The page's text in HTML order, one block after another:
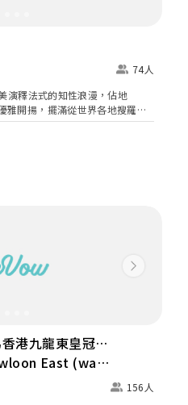
74人
演釋法式的知性浪漫，佔地
雅開揚，擺滿從世界各地搜羅的
水晶吊燈及歐式古董沙發，令整
休閒恬靜的法國住宅，十分適合
Next
港九龍東皇冠假
East (was
Kowloon
156人